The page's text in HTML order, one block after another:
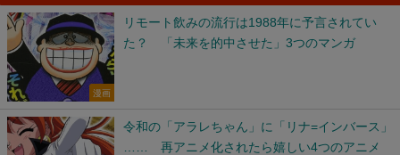
漫画
リモート飲みの流行は1988年に予言されてい
た？ 「未来を的中させた」3つのマンガ
令和の「アラレちゃん」に「リナ=インバース」
…… 再アニメ化されたら嬉しい4つのアニメ